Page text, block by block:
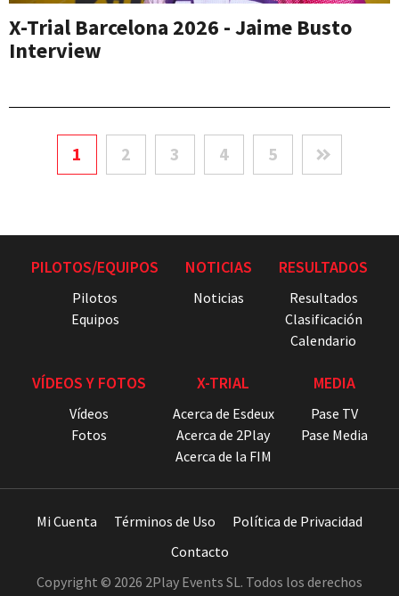
X-Trial Barcelona 2026 - Jaime Busto
Interview
1 2 3 4 5
PILOTOS/EQUIPOS
Pilotos
Equipos
NOTICIAS
Noticias
RESULTADOS
Resultados
Clasificación
Calendario
VÍDEOS Y FOTOS
Vídeos
Fotos
X-TRIAL
Acerca de Esdeux
Acerca de 2Play
Acerca de la FIM
MEDIA
Pase TV
Pase Media
Mi Cuenta Términos de Uso
Política de Privacidad
Contacto
Copyright © 2026 2Play Events SL. Todos los derechos